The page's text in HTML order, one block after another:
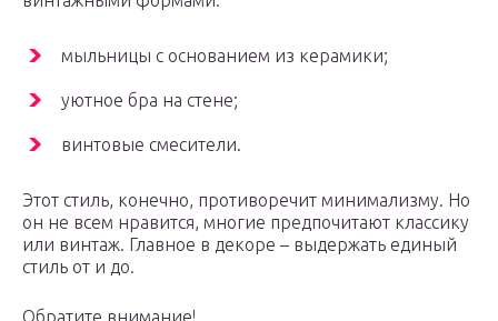
мыльницы с основанием из керамики;
уютное бра на стене;
винтовые смесители.
Этот стиль, конечно, противоречит минимализму. Но
он не всем нравится, многие предпочитают классику
или винтаж. Главное в декоре – выдержать единый
стиль от и до.
Обратите внимание!